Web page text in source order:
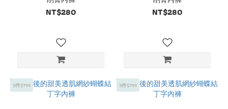
NT$280 NT$280
3件$799 3件$799